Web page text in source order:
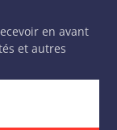
en avant
et autres